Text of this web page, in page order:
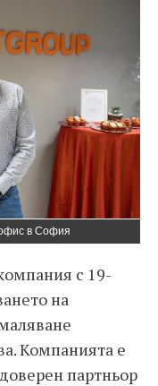
в София
с 19-
на
Компанията е
партньор